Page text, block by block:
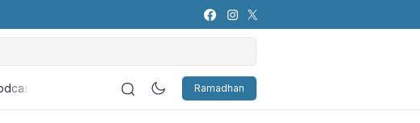
Religious Attributes in the Showbiz
Ramadhan